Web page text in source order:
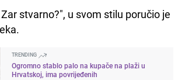
stvarno?", u svom stilu poručio je
TRENDING
Ogromno stablo palo na kupače na plaži u
Hrvatskoj, ima povrijeđenih